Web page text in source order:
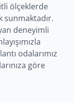
ölçeklerde
sunmaktadır.
deneyimli
odalarımız
göre